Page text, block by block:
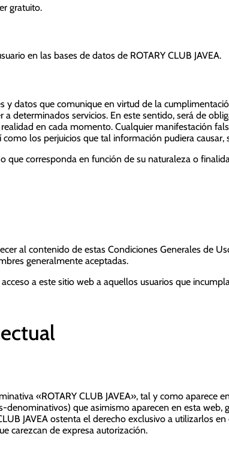
gratuito.
en las bases de datos de ROTARY CLUB JAVEA.
y datos que comunique en virtud de la
determinados servicios. En este sentido, será de
en cada momento. Cualquier manifestación
los perjuicios que tal información pudiera causar,
corresponda en función de su naturaleza o
al contenido de estas Condiciones Generales de
generalmente aceptadas.
a este sitio web a aquellos usuarios que
«ROTARY CLUB JAVEA», tal y como aparece
que asimismo aparecen en esta web,
JAVEA ostenta el derecho exclusivo a utilizarlos
carezcan de expresa autorización.